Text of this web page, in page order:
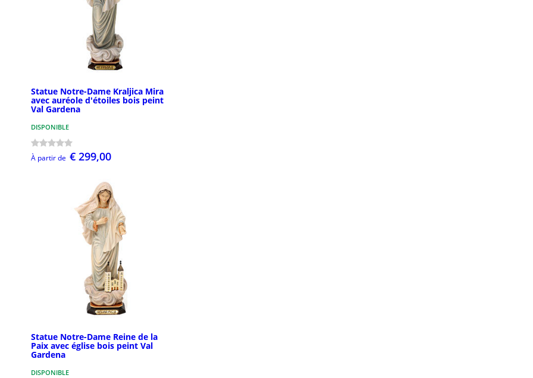
Statue Notre-Dame Kraljica Mira
avec auréole d'étoiles bois peint
Val Gardena
DISPONIBLE
À partir de € 299,00
Statue Notre-Dame Reine de la
Paix avec église bois peint Val
Gardena
DISPONIBLE